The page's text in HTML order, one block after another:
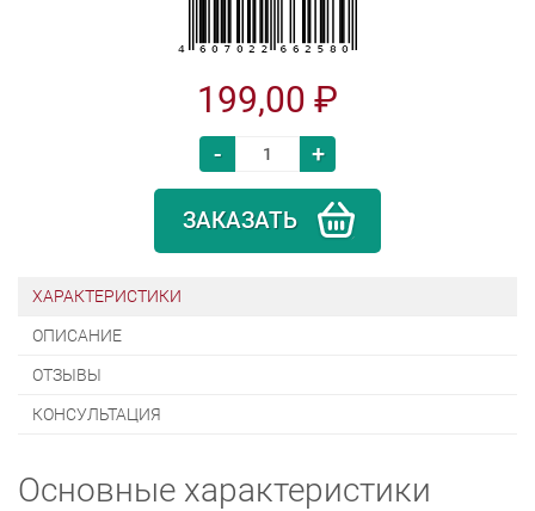
199,00 ₽
- +
ЗАКАЗАТЬ
ХАРАКТЕРИСТИКИ
ОПИСАНИЕ
ОТЗЫВЫ
КОНСУЛЬТАЦИЯ
Основные характеристики